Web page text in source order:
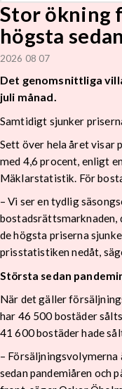
Stor ökning
högsta
2026 08 07
Det genomsnittliga
juli månad.
Samtidigt sjunker
Sett över hela året visar
med 4,6 procent, enligt
Mäklarstatistik. För
– Vi ser en tydlig
bostadsrättsmarknaden,
de högsta priserna
prisstatistiken nedåt,
Största sedan
När det gäller
har 46 500 bostäder
41 600 bostäder hade
–
sedan pandemiåren och